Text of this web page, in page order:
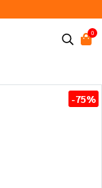
0
-75%